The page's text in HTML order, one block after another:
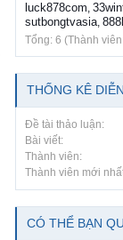
luck878com,
sutbongtvasia,
Tổng: 6 (Thành
THỐNG KÊ
Đề tài thảo luận:
Bài viết:
Thành viên:
Thành viên mới
CÓ THỂ BẠN